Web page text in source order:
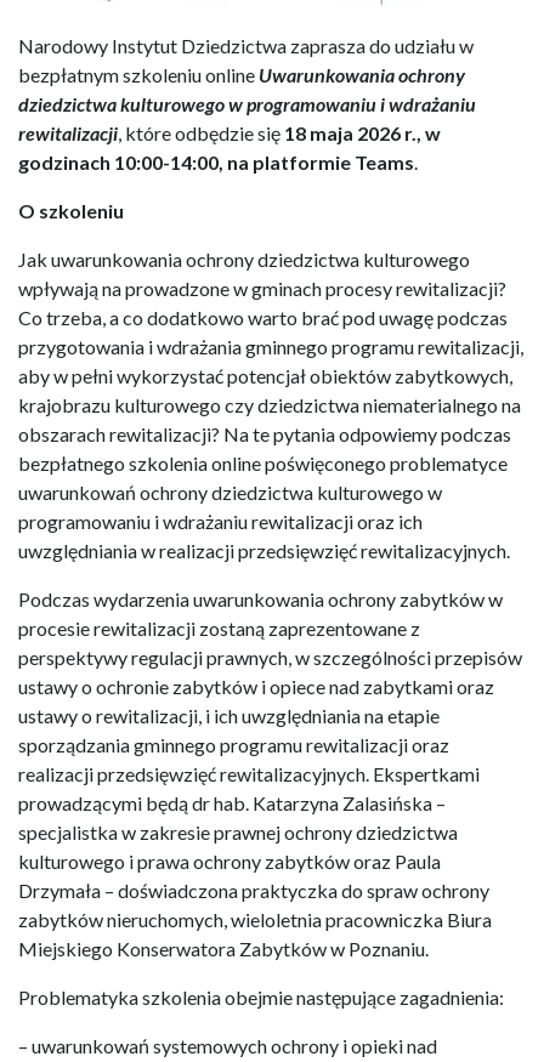
Narodowy Instytut Dziedzictwa zaprasza do udziału w
bezpłatnym szkoleniu online Uwarunkowania ochrony
dziedzictwa kulturowego w programowaniu i wdrażaniu
rewitalizacji, które odbędzie się 18 maja 2026 r., w
godzinach 10:00-14:00, na platformie Teams.
O szkoleniu
Jak uwarunkowania ochrony dziedzictwa kulturowego
wpływają na prowadzone w gminach procesy rewitalizacji?
Co trzeba, a co dodatkowo warto brać pod uwagę podczas
przygotowania i wdrażania gminnego programu rewitalizacji,
aby w pełni wykorzystać potencjał obiektów zabytkowych,
krajobrazu kulturowego czy dziedzictwa niematerialnego na
obszarach rewitalizacji? Na te pytania odpowiemy podczas
bezpłatnego szkolenia online poświęconego problematyce
uwarunkowań ochrony dziedzictwa kulturowego w
programowaniu i wdrażaniu rewitalizacji oraz ich
uwzględniania w realizacji przedsięwzięć rewitalizacyjnych.
Podczas wydarzenia uwarunkowania ochrony zabytków w
procesie rewitalizacji zostaną zaprezentowane z
perspektywy regulacji prawnych, w szczególności przepisów
ustawy o ochronie zabytków i opiece nad zabytkami oraz
ustawy o rewitalizacji, i ich uwzględniania na etapie
sporządzania gminnego programu rewitalizacji oraz
realizacji przedsięwzięć rewitalizacyjnych. Ekspertkami
prowadzącymi będą dr hab. Katarzyna Zalasińska –
specjalistka w zakresie prawnej ochrony dziedzictwa
kulturowego i prawa ochrony zabytków oraz Paula
Drzymała – doświadczona praktyczka do spraw ochrony
zabytków nieruchomych, wieloletnia pracowniczka Biura
Miejskiego Konserwatora Zabytków w Poznaniu.
Problematyka szkolenia obejmie następujące zagadnienia:
– uwarunkowań systemowych ochrony i opieki nad